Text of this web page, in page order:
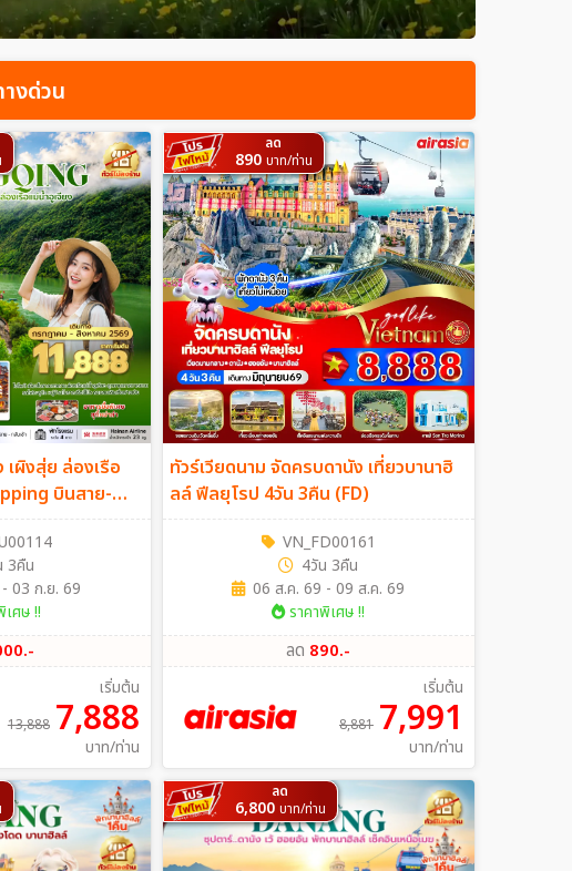
งด่วน
เผิงสุ่ย ล่องเรือ
บินสาย-
3คืน
03 ก.ย. 69
ศษ !!
เริ่มต้น
13,888 7,888
บาท/ท่าน
ลด
890 บาท/ท่าน
ทัวร์เวียดนาม จัดครบดานัง เที่ยวบานาฮิ
ลล์ ฟีลยุโรป 4วัน 3คืน (FD)
VN_FD00161
4วัน 3คืน
06 ส.ค. 69 - 09 ส.ค. 69
ราคาพิเศษ !!
ลด 890.-
เริ่มต้น
8,881 7,991
บาท/ท่าน
ลด
6,800 บาท/ท่าน